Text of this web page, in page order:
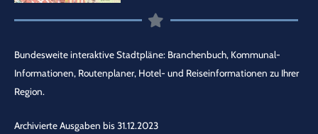
Bundesweite interaktive Stadtpläne: Branchenbuch, Kommunal-
Informationen, Routenplaner, Hotel- und Reiseinformationen zu Ihrer
Region.
Archivierte Ausgaben bis 31.12.2023